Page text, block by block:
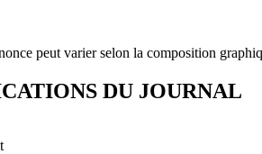
peut varier selon la composition
DU JOURNAL